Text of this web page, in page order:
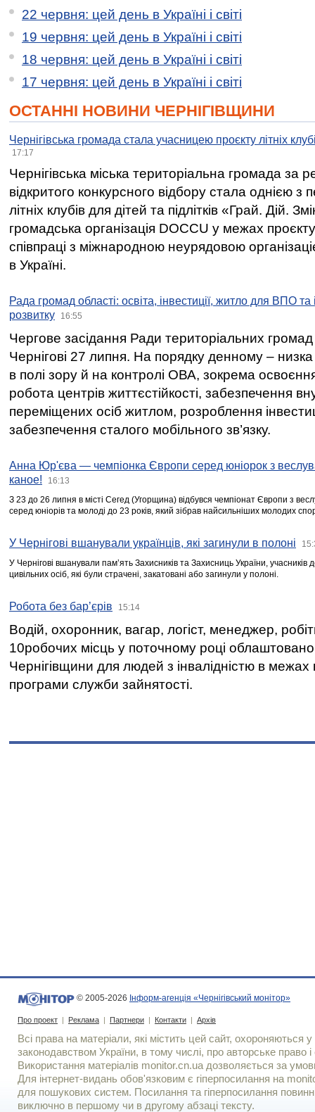
22 червня: цей день в Україні і світі
19 червня: цей день в Україні і світі
18 червня: цей день в Україні і світі
17 червня: цей день в Україні і світі
ОСТАННІ НОВИНИ ЧЕРНІГІВЩИНИ
Чернігівська громада стала учасницею проєкту літніх
17:17
Чернігівська міська територіальна громада за
відкритого конкурсного відбору стала однією
літніх клубів для дітей та підлітків «Грай. Дій.
громадська організація DOCCU у межах
співпраці з міжнародною неурядовою
в Україні.
Рада громад області: освіта, інвестиції, житло для ВПО
розвитку
16:55
Чергове засідання Ради територіальних громад
Чернігові 27 липня. На порядку денному –
в полі зору й на контролі ОВА, зокрема освоєння
робота центрів життєстійкості, забезпечення
переміщених осіб житлом, розроблення
забезпечення сталого мобільного зв’язку.
Анна Юр'єва — чемпіонка Європи серед юніорок з
каное!
16:13
З 23 до 26 липня в місті Сегед (Угорщина) відбувся чемпіонат Європи з
серед юніорів та молоді до 23 років, який зібрав найсильніших молодих
У Чернігові вшанували українців, які загинули в полоні
У Чернігові вшанували пам’ять Захисників та Захисниць України,
цивільних осіб, які були страчені, закатовані або загинули у полоні.
Робота без бар’єрів 15:14
Водій, охоронник, вагар, логіст, менеджер,
10робочих місць у поточному році
Чернігівщини для людей з інвалідністю в межах
програми служби зайнятості.
© 2005-2026 Інформ-агенція «Чернігівський монітор»
Про проект | Реклама | Партнери | Контакти | Архів
Всі права на матеріали, які містить цей сайт, охороняються у
законодавством України, в тому числі, про авторське право і
Використання матерiалiв monitor.cn.ua дозволяється за
Для iнтернет-видань обов'язковим є гiперпосилання на
для пошукових систем. Посилання та гіперпосилання
виключно в першому чи в другому абзаці тексту.